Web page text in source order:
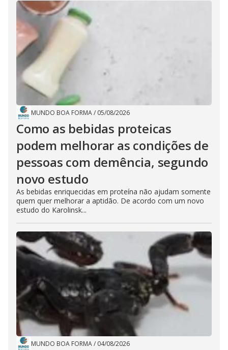
MUNDO BOA FORMA/ 05/08/2026
Como as bebidas proteicas
podem melhorar as condições de
pessoas com demência, segundo
novo estudo
As bebidas enriquecidas em proteína não ajudam somente
quem quer melhorar a aptidão. De acordo com um novo
estudo do Karolinsk...
MUNDO BOA FORMA/ 04/08/2026